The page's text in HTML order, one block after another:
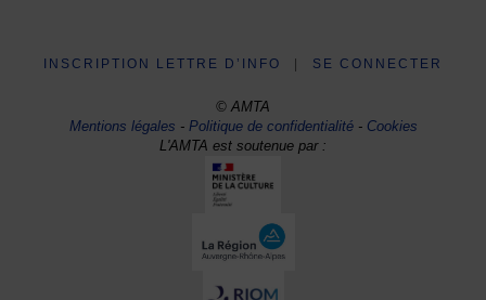
INSCRIPTION LETTRE D’INFO SE CONNECTER
© AMTA
Mentions légales -Politique de confidentialité- Cookies
L'AMTA est soutenue par :